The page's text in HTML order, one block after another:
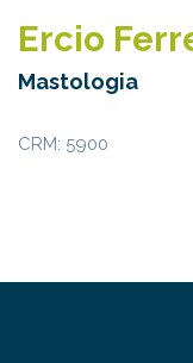
Ercio
Mastologia
CRM: 5900